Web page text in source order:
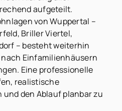
aufgeteilt.
von Wuppertal –
Briller Viertel,
– besteht weiterhin
Einfamilienhäusern
Eine professionelle
realistische
und den Ablauf planbar zu